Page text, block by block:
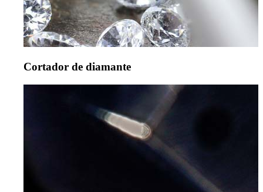
Cortador de diamante